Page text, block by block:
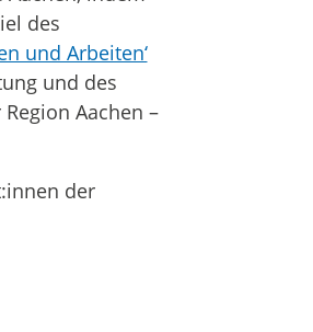
des
und Arbeiten‘
und des
Aachen –
der